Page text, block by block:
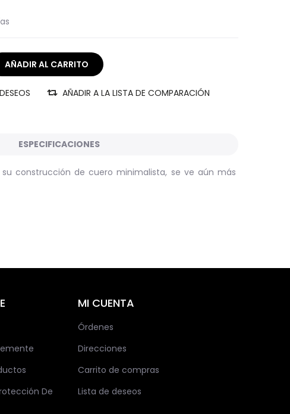
AÑADIR A LA LISTA DE COMPARACIÓN
ESPECIFICACIONES
construcción de cuero minimalista, se ve aún más
De
MI CUENTA
Órdenes
Direcciones
Carrito de compras
Lista de deseos